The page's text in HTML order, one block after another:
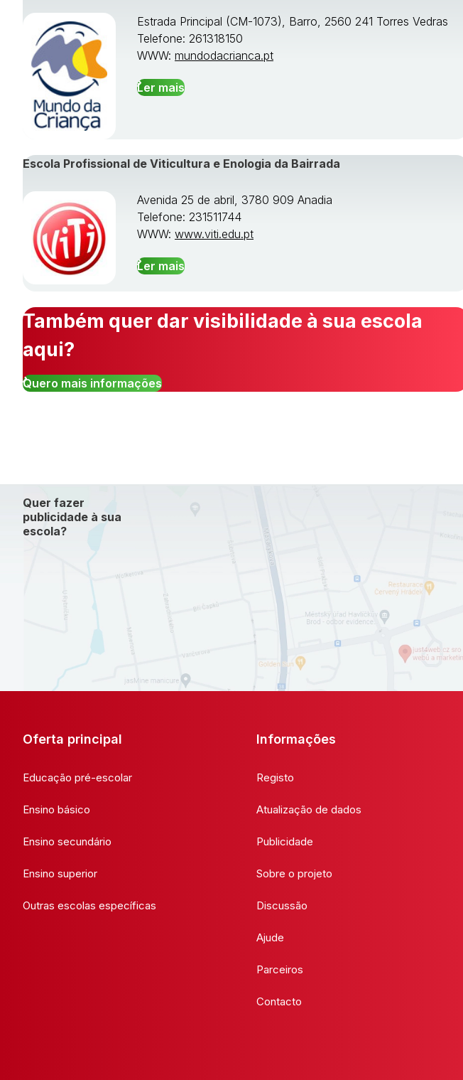
Estrada Principal (CM-1073), Barro, 2560 241 Torres Vedras
Telefone: 261318150
WWW: mundodacrianca.pt
Ler mais
Escola Profissional de Viticultura e Enologia da Bairrada
Avenida 25 de abril, 3780 909 Anadia
Telefone: 231511744
WWW: www.viti.edu.pt
Ler mais
Também quer dar visibilidade à sua escola
aqui?
Quero mais informações
Quer fazer
publicidade à sua
escola?
Oferta principal
Educação pré-escolar
Ensino básico
Ensino secundário
Ensino superior
Outras escolas específicas
Informações
Registo
Atualização de dados
Publicidade
Sobre o projeto
Discussão
Ajude
Parceiros
Contacto